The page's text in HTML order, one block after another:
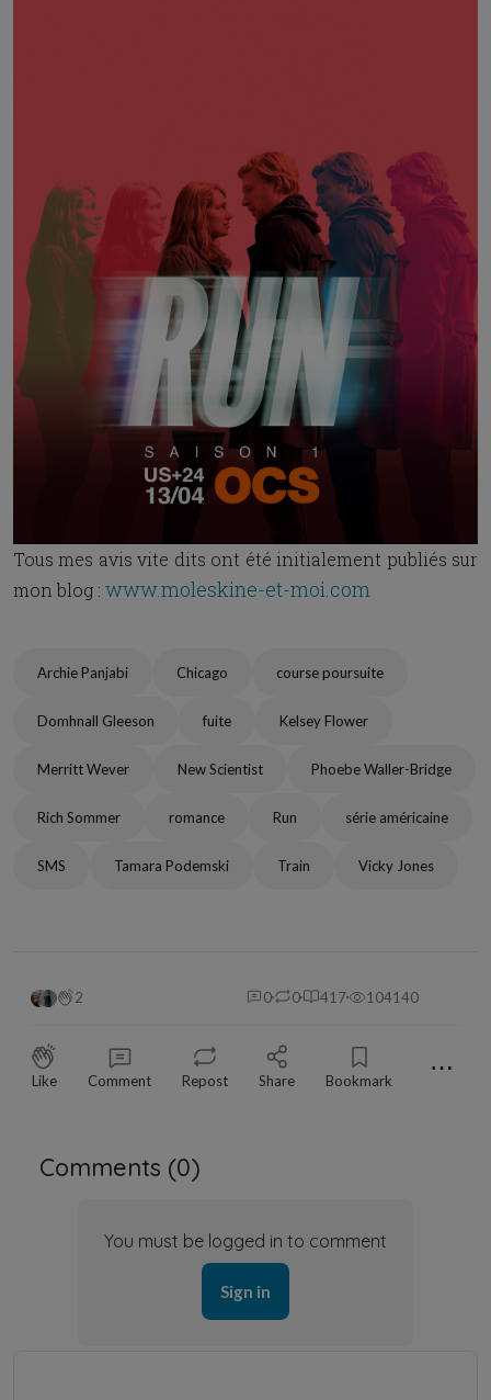
Tous mes avis vite dits ont été initialement publiés sur
mon blog : www.moleskine-et-moi.com
Archie Panjabi Chicago course poursuite
Domhnall Gleeson fuite Kelsey Flower
Merritt Wever New Scientist Phoebe Waller-Bridge
Rich Sommer romance Run série américaine
SMS Tamara Podemski Train Vicky Jones
2 0 0 417 104140
Like Comment Repost Share Bookmark ⋯
Comments (0)
You must be logged in to comment
Sign in